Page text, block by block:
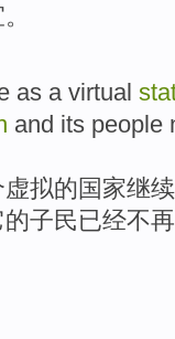
。
as a virtual
and its people
虚拟的 国家继
的子民已经不再